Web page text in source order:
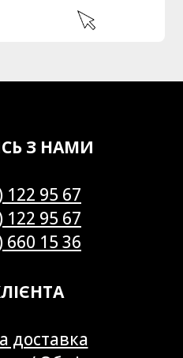
З НАМИ
122 95 67
122 95 67
660 15 36
доставка